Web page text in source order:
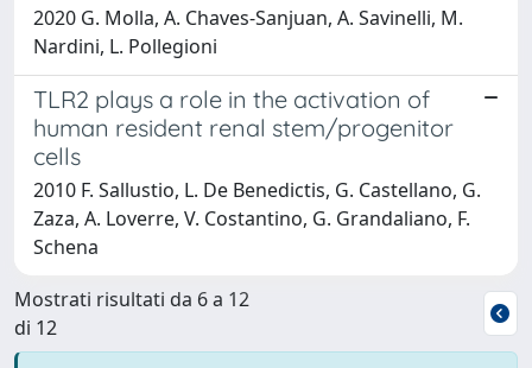
2020 G. Molla, A. Chaves-Sanjuan, A. Savinelli, M.
Nardini, L. Pollegioni
TLR2 plays a role in the activation of
human resident renal stem/progenitor
cells
2010 F. Sallustio, L. De Benedictis, G. Castellano, G.
Zaza, A. Loverre, V. Costantino, G. Grandaliano, F.
Schena
Mostrati risultati da 6 a 12
di 12